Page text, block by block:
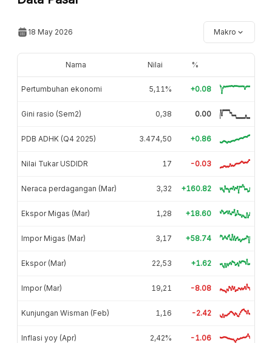
18 May 2026 Makro
Nama Nilai %
Pertumbuhan ekonomi 5,11% +0.08
Gini rasio (Sem2) 0,38 0.00
PDB ADHK (Q4 2025) 3.474,50 +0.86
Nilai Tukar USDIDR 17 -0.03
Neraca perdagangan (Mar) 3,32 +160.82
Ekspor Migas (Mar) 1,28 +18.60
Impor Migas (Mar) 3,17 +58.74
Ekspor (Mar) 22,53 +1.62
Impor (Mar) 19,21 -8.08
Kunjungan Wisman (Feb) 1,16 -2.42
Inflasi yoy (Apr) 2,42% -1.06